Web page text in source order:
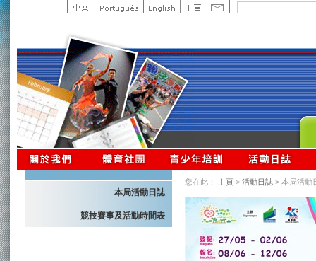
本局活動日誌
競技賽事及活動時間表
您在此： 主頁 > 活動日誌 > 本局活動